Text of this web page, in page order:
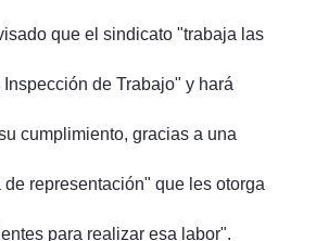
que el sindicato "trabaja las
de Trabajo" y hará
cumplimiento, gracias a una
representación" que les otorga
para realizar esa labor".